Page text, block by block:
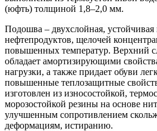
(юфть) толщиной 1,8–2,0 мм.
Подошва – двухслойная,
нефтепродуктов, щелочей
повышенных температур. Верхний
обладает амортизирующими
нагрузки, а также придает обуви
повышенные теплозащитные
изготовлен из износостойкой,
морозостойкой резины на основе
улучшенным сопротивлением
деформациям, истиранию.